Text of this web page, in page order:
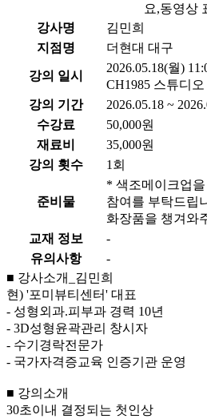
요,동영상
강사명
김민희
지점명
더현대 대구
강의 일시
2026.05.18(월)
CH1985 스튜디오
강의 기간
2026.05.18 ~
수강료
50,000원
재료비
35,000원
강의 횟수
1회
준비물
* 색조메이크업
참여를 부탁드립
화장품을 챙겨와
교재 정보
-
유의사항
-
■ 강사소개_김민희
현) '포미뷰티센터' 대표
- 성형외과.피부과 경력 10년
- 3D성형윤곽관리 창시자
- 수기경락전문가
- 국가자격증교육 인증기관 운영
■ 강의소개
30초이내 결정되는 첫인상